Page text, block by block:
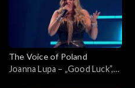
The Voice of Poland
Joanna Lupa – „Good Luck”,